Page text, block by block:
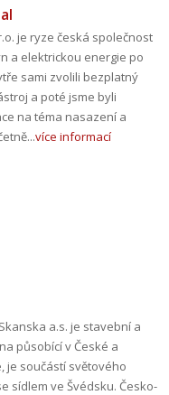
je ryze česká společnost
a elektrickou energie po
sami zvolili bezplatný
a poté jsme byli
na téma nasazení a
více informací
a.s. je stavební a
působící v České a
je součástí světového
sídlem ve Švédsku. Česko-